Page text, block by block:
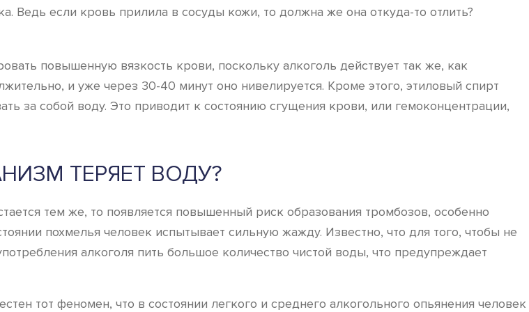
Ведь если кровь прилила в сосуды кожи, то должна же она откуда-то отлить?
повышенную вязкость крови, поскольку алкоголь действует так же, как
и уже через 30-40 минут оно нивелируется. Кроме этого, этиловый спирт
за собой воду. Это приводит к состоянию сгущения крови, или гемоконцентрации,
ТЕРЯЕТ ВОДУ?
тем же, то появляется повышенный риск образования тромбозов, особенно
похмелья человек испытывает сильную жажду. Известно, что для того, чтобы не
алкоголя пить большое количество чистой воды, что предупреждает
тот феномен, что в состоянии легкого и среднего алкогольного опьянения человек